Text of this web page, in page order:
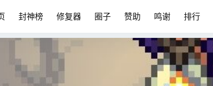
封神榜 修复器 圈子 赞助 鸣谢 排行